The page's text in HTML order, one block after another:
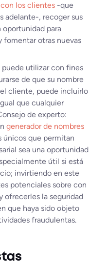
los clientes -que
adelante-, recoger sus
oportunidad para
fomentar otras nuevas
puede utilizar con fines
de que su nombre
cliente, puede incluirlo
que cualquier
de experto:
generador de nombres
únicos que permitan
sea una oportunidad
útil si está
invirtiendo en este
potenciales sobre con
ofrecerles la seguridad
que haya sido objeto
fraudulentas.